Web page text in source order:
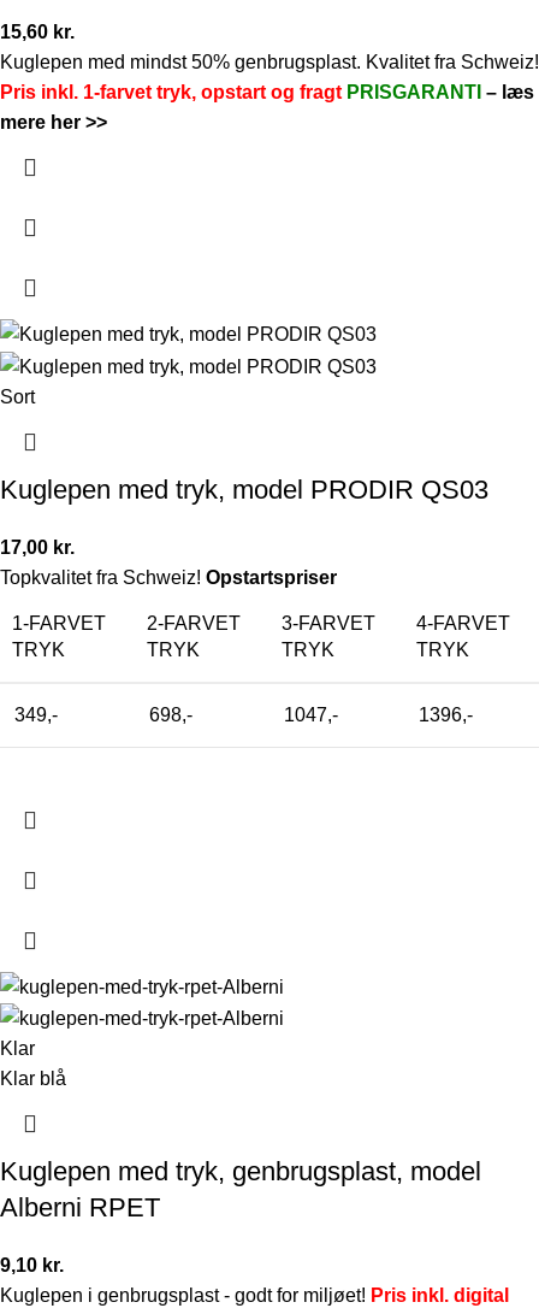
15,60 kr.
Kuglepen med mindst 50% genbrugsplast. Kvalitet fra Schweiz!
Pris inkl. 1-farvet tryk, opstart og fragt PRISGARANTI – læs
mere her >>
Sort
Kuglepen med tryk, model PRODIR QS03
17,00 kr.
Topkvalitet fra Schweiz! Opstartspriser
1-FARVET
TRYK
2-FARVET
TRYK
3-FARVET
TRYK
4-FARVET
TRYK
349,- 698,- 1047,- 1396,-
Klar
Klar blå
Kuglepen med tryk, genbrugsplast, model
Alberni RPET
9,10 kr.
Kuglepen i genbrugsplast - godt for miljøet! Pris inkl. digital